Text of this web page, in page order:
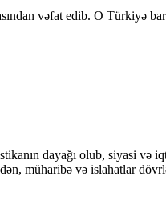
vəfat edib. O Türkiyə
dayağı olub, siyasi və
müharibə və islahatlar